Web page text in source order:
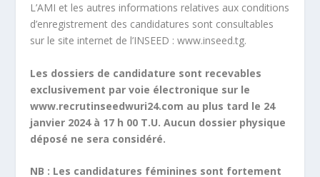
L’AMI et les autres informations relatives aux conditions
d’enregistrement des candidatures sont consultables
sur le site internet de l’INSEED : www.inseed.tg.
Les dossiers de candidature sont recevables
exclusivement par voie électronique sur le
www.recrutinseedwuri24.com au plus tard le 24
janvier 2024 à 17 h 00 T.U. Aucun dossier physique
déposé ne sera considéré.
NB : Les candidatures féminines sont fortement